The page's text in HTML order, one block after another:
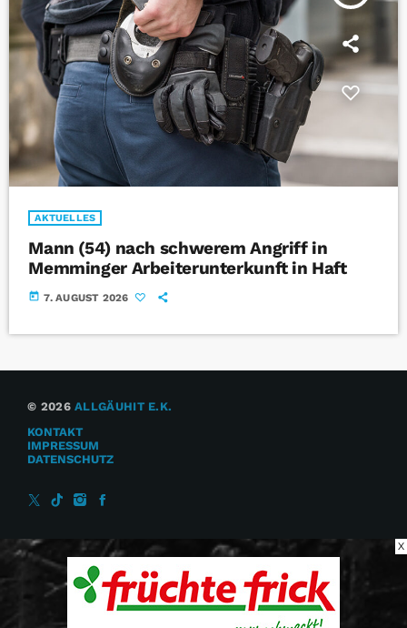
AKTUELLES
Mann (54) nach schwerem Angriff in
Memminger Arbeiterunterkunft in Haft
today 7. AUGUST 2026
© 2026ALLGÄUHIT E.K.
KONTAKT
IMPRESSUM
DATENSCHUTZ
X